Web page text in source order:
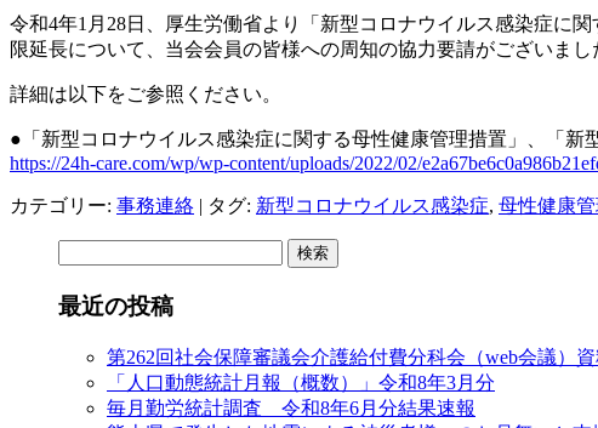
令和4年1月28日、厚生労働省より「新型コロナウイルス感染症に
限延長について、当会会員の皆様への周知の協力要請がございまし
詳細は以下をご参照ください。
●「新型コロナウイルス感染症に関する母性健康管理措置」、「
https://24h-care.com/wp/wp-content/uploads/2022/02/
カテゴリー: 事務連絡 | タグ: 新型コロナウイルス感染症, 母性健康
最近の投稿
第262回社会保障審議会介護給付費分科会（web会議）
「人口動態統計月報（概数）」令和8年3月分
毎月勤労統計調査 令和8年6月分結果速報